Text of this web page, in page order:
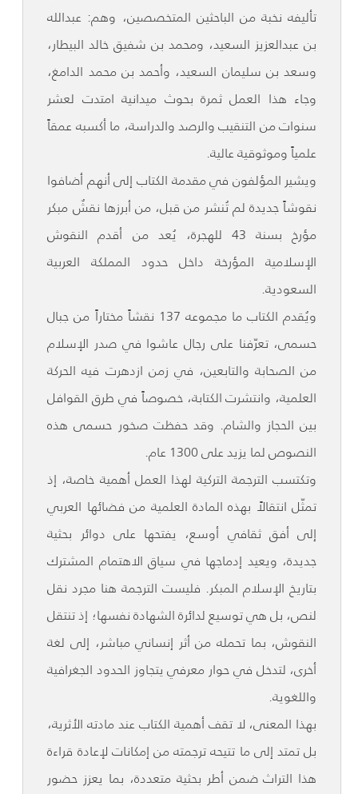
تأليفه نخبة من الباحثين المتخصصين، وهم: عبدالله
بن عبدالعزيز السعيد، ومحمد بن شفيق خالد البيطار،
وسعد بن سليمان السعيد، وأحمد بن محمد الدامغ،
وجاء هذا العمل ثمرة بحوث ميدانية امتدت لعشر
سنوات من التنقيب والرصد والدراسة، ما أكسبه عمقاً
علمياً وموثوقية عالية.
ويشير المؤلفون في مقدمة الكتاب إلى أنهم أضافوا
نقوشاً جديدة لم تُنشر من قبل، من أبرزها نقشٌ مبكر
مؤرخ بسنة 43 للهجرة، يُعد من أقدم النقوش
الإسلامية المؤرخة داخل حدود المملكة العربية
السعودية.
ويُقدم الكتاب ما مجموعه 137 نقشاً مختاراً من جبال
حسمى، تعرّفنا على رجال عاشوا في صدر الإسلام
من الصحابة والتابعين، في زمن ازدهرت فيه الحركة
العلمية، وانتشرت الكتابة، خصوصاً في طرق القوافل
بين الحجاز والشام. وقد حفظت صخور حسمى هذه
النصوص لما يزيد على 1300 عام.
وتكتسب الترجمة التركية لهذا العمل أهمية خاصة، إذ
تمثّل انتقالاً بهذه المادة العلمية من فضائها العربي
إلى أفق ثقافي أوسع، يفتحها على دوائر بحثية
جديدة، ويعيد إدماجها في سياق الاهتمام المشترك
بتاريخ الإسلام المبكر. فليست الترجمة هنا مجرد نقل
لنص، بل هي توسيع لدائرة الشهادة نفسها؛ إذ تنتقل
النقوش، بما تحمله من أثر إنساني مباشر، إلى لغة
أخرى، لتدخل في حوار معرفي يتجاوز الحدود الجغرافية
واللغوية.
بهذا المعنى، لا تقف أهمية الكتاب عند مادته الأثرية،
بل تمتد إلى ما تتيحه ترجمته من إمكانات لإعادة قراءة
هذا التراث ضمن أطر بحثية متعددة، بما يعزز حضور